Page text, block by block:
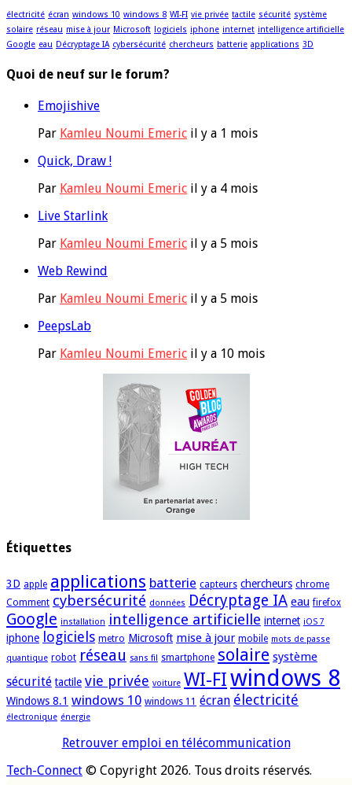
électricité écran windows 10 windows 8 WI-FI vie privée tactile sécurité système
solaire réseau mise à jour Microsoft logiciels iphone internet intelligence artificielle
Google eau Décryptage IA cybersécurité chercheurs batterie applications 3D
Quoi de neuf sur le forum?
Emojishive
Par Kamleu Noumi Emeric il y a 1 mois
Quick, Draw !
Par Kamleu Noumi Emeric il y a 4 mois
Live Starlink
Par Kamleu Noumi Emeric il y a 5 mois
Web Rewind
Par Kamleu Noumi Emeric il y a 5 mois
PeepsLab
Par Kamleu Noumi Emeric il y a 10 mois
Étiquettes
3D apple applications batterie capteurs chercheurs chrome
Comment cybersécurité données Décryptage IA eau firefox
Google installation intelligence artificielle internet iOS 7
iphone logiciels metro Microsoft mise à jour mobile mots de passe
quantique robot réseau sans fil smartphone solaire système
sécurité tactile vie privée voiture WI-FIwindows 8
Windows 8.1 windows 10 windows 11 écran électricité
électronique énergie
Retrouver emploi en télécommunication
Tech-Connect © Copyright 2026. Tous droits réservés.